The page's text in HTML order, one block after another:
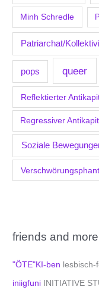
Minh Schredle
Patriarchat/
pops queer
Reflektierter
Regressiver
Soziale
friends and more
"ÖTE"KI-ben
iniigfuni INITIATIVE